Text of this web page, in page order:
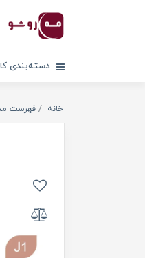
دسته‌بندی
خانه فهرست